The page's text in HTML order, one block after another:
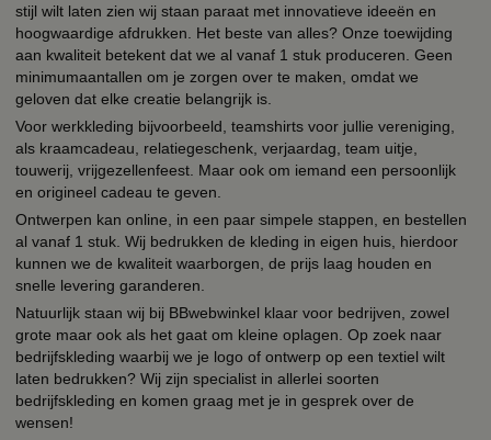
stijl wilt laten zien wij staan paraat met innovatieve ideeën en
hoogwaardige afdrukken. Het beste van alles? Onze toewijding
aan kwaliteit betekent dat we al vanaf 1 stuk produceren. Geen
minimumaantallen om je zorgen over te maken, omdat we
geloven dat elke creatie belangrijk is.
Voor werkkleding bijvoorbeeld, teamshirts voor jullie vereniging,
als kraamcadeau, relatiegeschenk, verjaardag, team uitje,
touwerij, vrijgezellenfeest. Maar ook om iemand een persoonlijk
en origineel cadeau te geven.
Ontwerpen kan online, in een paar simpele stappen, en bestellen
al vanaf 1 stuk. Wij bedrukken de kleding in eigen huis, hierdoor
kunnen we de kwaliteit waarborgen, de prijs laag houden en
snelle levering garanderen.
Natuurlijk staan wij bij BBwebwinkel klaar voor bedrijven, zowel
grote maar ook als het gaat om kleine oplagen. Op zoek naar
bedrijfskleding waarbij we je logo of ontwerp op een textiel wilt
laten bedrukken? Wij zijn specialist in allerlei soorten
bedrijfskleding en komen graag met je in gesprek over de
wensen!